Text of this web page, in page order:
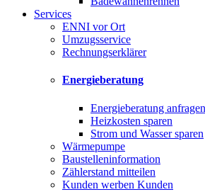
Services
ENNI vor Ort
Umzugsservice
Rechnungserklärer
Energieberatung
Energieberatung anfragen
Heizkosten sparen
Strom und Wasser sparen
Wärmepumpe
Baustelleninformation
Zählerstand mitteilen
Kunden werben Kunden